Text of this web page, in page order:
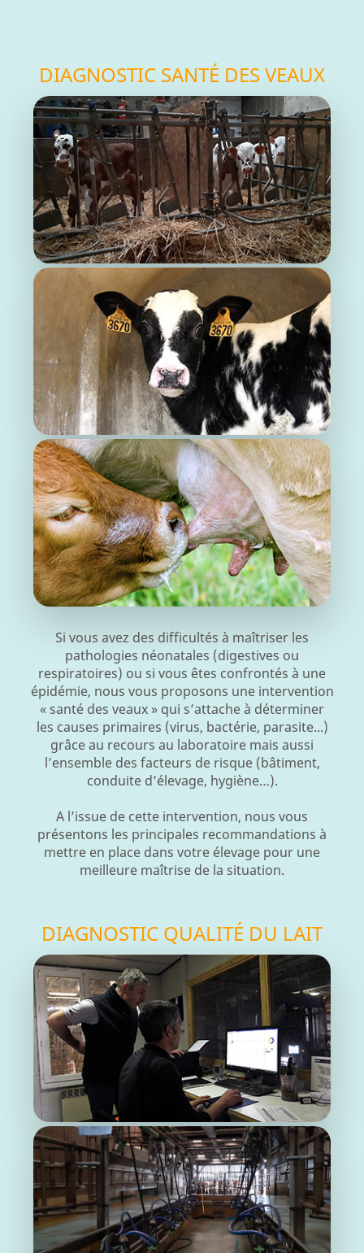
DIAGNOSTIC SANTÉ DES VEAUX
Si vous avez des difficultés à maîtriser les
pathologies néonatales (digestives ou
respiratoires) ou si vous êtes confrontés à une
épidémie, nous vous proposons une intervention
« santé des veaux » qui s’attache à déterminer
les causes primaires (virus, bactérie, parasite...)
grâce au recours au laboratoire mais aussi
l’ensemble des facteurs de risque (bâtiment,
conduite d’élevage, hygiène…).
A l’issue de cette intervention, nous vous
présentons les principales recommandations à
mettre en place dans votre élevage pour une
meilleure maîtrise de la situation.
DIAGNOSTIC QUALITÉ DU LAIT